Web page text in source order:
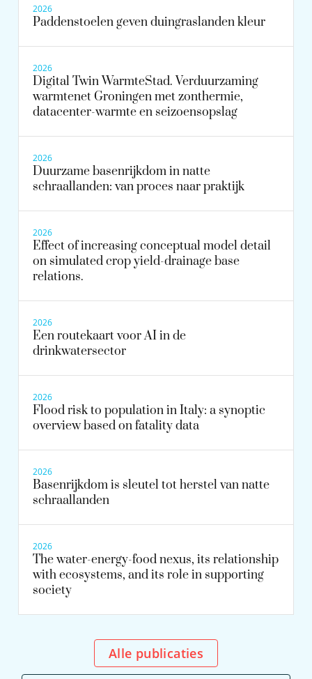
2026
Paddenstoelen geven duingraslanden kleur
2026
Digital Twin WarmteStad. Verduurzaming
warmtenet Groningen met zonthermie,
datacenter-warmte en seizoensopslag
2026
Duurzame basenrijkdom in natte
schraallanden: van proces naar praktijk
2026
Effect of increasing conceptual model detail
on simulated crop yield-drainage base
relations.
2026
Een routekaart voor AI in de
drinkwatersector
2026
Flood risk to population in Italy: a synoptic
overview based on fatality data
2026
Basenrijkdom is sleutel tot herstel van natte
schraallanden
2026
The water-energy-food nexus, its relationship
with ecosystems, and its role in supporting
society
Alle publicaties